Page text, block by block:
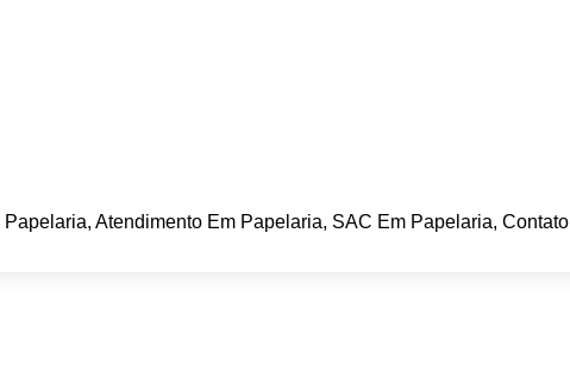
Atendimento Em Papelaria, SAC Em Papelaria, Contato